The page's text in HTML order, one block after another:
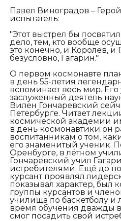
Павел Виноградов –
испытатель:
"Этот выстрел бы
дело, тем, кто вообще
это конечно, и Королев, и
безусловно, Гагарин."
О первом космонавте
в день 55-летия
вспоминает весь мир.
заслуженный деятель
Вилен Гончаревский
Петербурге. Читает
космической академии
в день космонавтики он
воспитанникам о том,
его знаменитый ученик.
Оренбурге, в лётном
Гончаревский учил
истребителями. Ещё до
курсант проявлял
показывал характер, был
группы курсантов и
училища по баскетболу и
время обучения дважды
смог посадить свой